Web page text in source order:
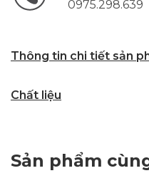
0975.298.639
Thông tin chi tiết sản
Chất liệu
Sản phẩm